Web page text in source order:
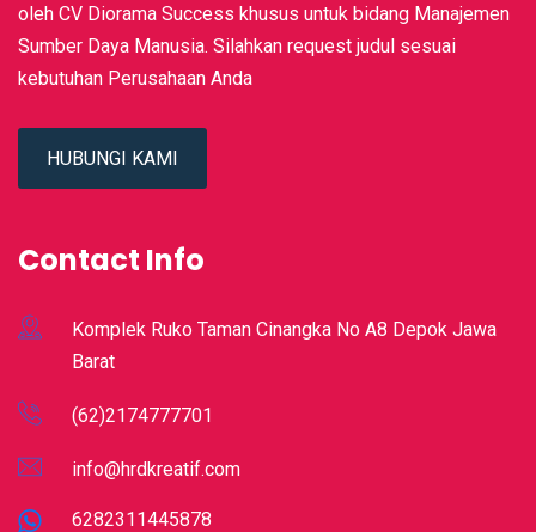
oleh CV Diorama Success khusus untuk bidang Manajemen
Sumber Daya Manusia. Silahkan request judul sesuai
kebutuhan Perusahaan Anda
HUBUNGI KAMI
Contact Info
Komplek Ruko Taman Cinangka No A8 Depok Jawa
Barat
(62)2174777701
info@hrdkreatif.com
6282311445878